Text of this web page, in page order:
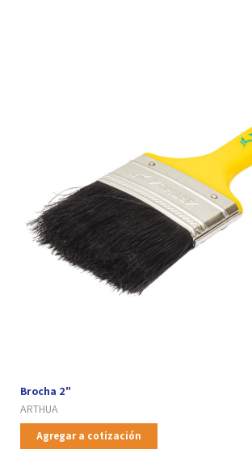
Brocha 2"
ARTHUA
Agregar a cotización